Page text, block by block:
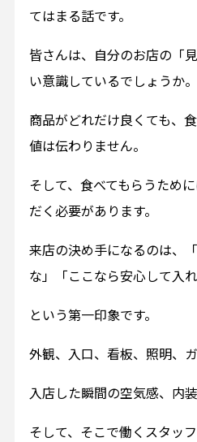
てはまる話です。
皆さんは、自分のお店の「
い意識しているでしょうか。
商品がどれだけ良くても、
値は伝わりません。
そして、食べてもらうため
だく必要があります。
来店の決め手になるのは、
な」「ここなら安心して入れ
という第一印象です。
外観、入口、看板、照明、
入店した瞬間の空気感、内
そして、そこで働くスタッ